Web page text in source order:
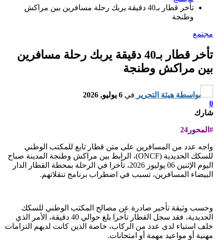
تأخر قطار بـ40 دقيقة يربك رحلة مسافرين بين مراكش
وطنجة
مجتمع
تأخر قطار بـ40 دقيقة يربك رحلة مسافرين
بين مراكش وطنجة
بواسطة هيئة التحرير في 6 يوليو, 2026
0
شارك
#المحور24
واجه عدد من المسافرين على متن قطار تابع للمكتب الوطني
للسكك الحديدية (ONCF)، الرابط بين مراكش وطنجة المدينة صباح
اليوم الإثنين 06 يوليوز 2026، تأخرا في الرحلة بمحطة القطار الدار
البيضاء المسافرين، تسبب في اضطراب برنامج تنقلاتهم.
وحسب وثيقة تأخير صادرة عن مصالح المكتب الوطني للسكك
الحديدية، فقد سجل القطار تأخرا بلغ حوالي 40 دقيقة، الأمر الذي
خلف استياء لدى عدد من الركاب، خاصة الذين كانت لديهم التزامات
مهنية أو مواعيد مهمة أو امتحانات.